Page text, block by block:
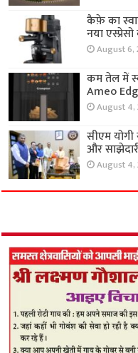
कैफ़े का
नया
August 6,
कम तेल में
Ameo
August 4,
सीएम
और
August 4,